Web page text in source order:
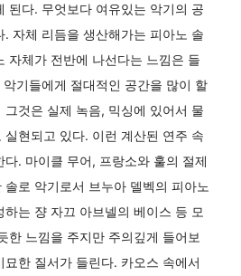
된다. 무엇보다 여유있는 악기의 공
. 자체 리듬을 생산해가는 피아노 솔
자체가 전반에 나선다는 느낌은 들
기들에게 절대적인 공간을 많이 할
것은 실제 녹음, 믹싱에 있어서 물
실현되고 있다. 이런 계산된 연주 속
. 마이클 무어, 프랑소와 훌의 절제
로 악기로서 브누아 델벡의 피아노
는 쟝 자끄 아브넬의 베이스 등 모
한 느낌을 주지만 주의깊게 들어보
한 질서가 들린다. 카오스 속에서